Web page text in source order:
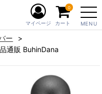
MENU
マイページ カート
0
ー
通販 BuhinDana